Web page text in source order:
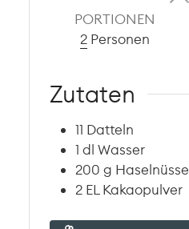
PORTIONEN
2 Personen
Zutaten
11 Datteln
1 dl Wasser
200 g Haselnüsse
2 EL Kakaopulver